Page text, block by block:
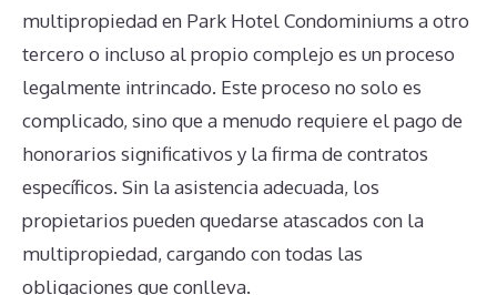
multipropiedad en Park Hotel Condominiums a otro
tercero o incluso al propio complejo es un proceso
legalmente intrincado. Este proceso no solo es
complicado, sino que a menudo requiere el pago de
honorarios significativos y la firma de contratos
específicos. Sin la asistencia adecuada, los
propietarios pueden quedarse atascados con la
multipropiedad, cargando con todas las
obligaciones que conlleva.